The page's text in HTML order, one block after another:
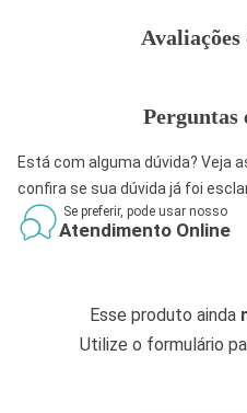
Perguntas
Está com alguma dúvida? Veja
confira se sua dúvida já foi
Se preferir, pode usar nosso
Atendimento Online
Esse produto ainda
Utilize o formulário